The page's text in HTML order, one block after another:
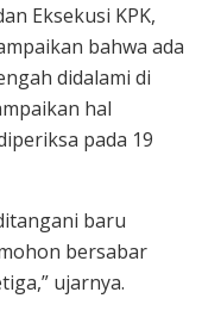
Eksekusi KPK,
bahwa ada
didalami di
hal
pada 19
baru
bersabar
ujarnya.